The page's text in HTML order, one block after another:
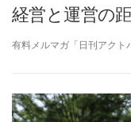
経営と運営の
有料メルマガ「日刊アクト